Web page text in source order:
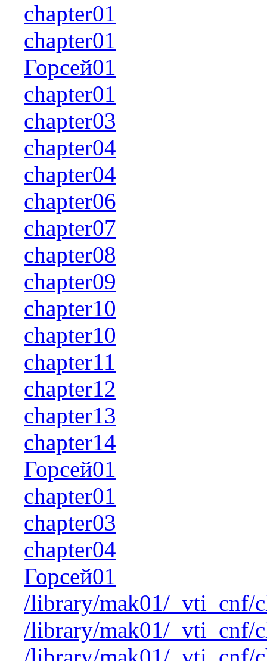
chapter01
chapter01
Горсей01
chapter01
chapter03
chapter04
chapter04
chapter06
chapter07
chapter08
chapter09
chapter10
chapter10
chapter11
chapter12
chapter13
chapter14
Горсей01
chapter01
chapter03
chapter04
Горсей01
/library/mak01/_vti_cnf/
/library/mak01/_vti_cnf/